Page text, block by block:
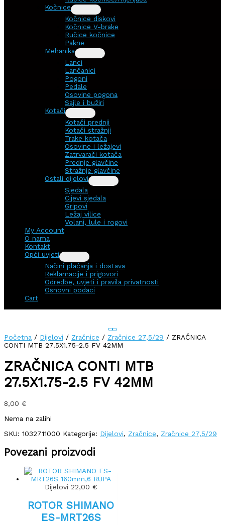
Kočnice
Kočnice diskovi
Kočnice V-brake
Ručice kočnice
Pakne
Mehanika
Lanci
Lančanici
Pogoni
Pedale
Osovine pogona
Sajle i bužiri
Kotači
Kotači prednji
Kotači stražnji
Trake kotača
Osovine i ležajevi
Zatrvarači kotača
Prednje glavčine
Stražnje glavčine
Ostali dijelovi
Sjedala
Cijevi sjedala
Gripovi
Ležaj vilice
Volani, lule i rogovi
My Account
O nama
Kontakt
Opći uvjeti
Načini plaćanja i dostava
Reklamacije i prigovori
Odredbe, uvjeti i pravila privatnosti
Osnovni podaci
Cart
Početna / Dijelovi / Zračnice / Zračnice 27,5/29 / ZRAČNICA
CONTI MTB 27.5X1.75-2.5 FV 42MM
ZRAČNICA CONTI MTB
27.5X1.75-2.5 FV 42MM
8,00 €
Nema na zalihi
SKU: 1032711000 Kategorije: Dijelovi, Zračnice, Zračnice 27,5/29
Povezani proizvodi
Dijelovi 22,00 €
ROTOR SHIMANO
ES-MRT26S